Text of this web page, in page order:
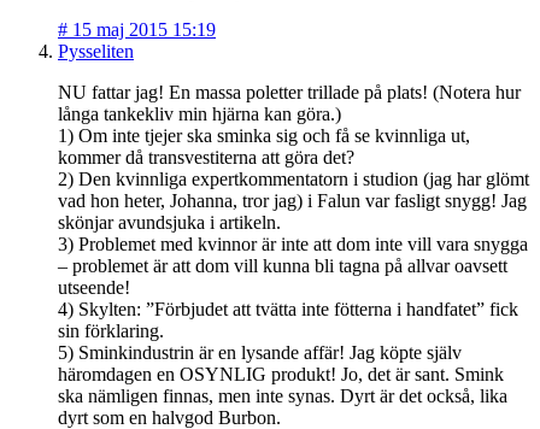
# 15 maj 2015 15:19
Pysseliten
NU fattar jag! En massa poletter trillade på plats! (Notera hur
långa tankekliv min hjärna kan göra.)
1) Om inte tjejer ska sminka sig och få se kvinnliga ut,
kommer då transvestiterna att göra det?
2) Den kvinnliga expertkommentatorn i studion (jag har glömt
vad hon heter, Johanna, tror jag) i Falun var fasligt snygg! Jag
skönjar avundsjuka i artikeln.
3) Problemet med kvinnor är inte att dom inte vill vara snygga
– problemet är att dom vill kunna bli tagna på allvar oavsett
utseende!
4) Skylten: ”Förbjudet att tvätta inte fötterna i handfatet” fick
sin förklaring.
5) Sminkindustrin är en lysande affär! Jag köpte själv
häromdagen en OSYNLIG produkt! Jo, det är sant. Smink
ska nämligen finnas, men inte synas. Dyrt är det också, lika
dyrt som en halvgod Burbon.